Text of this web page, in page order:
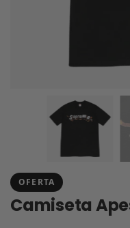
OFERTA
Camiseta